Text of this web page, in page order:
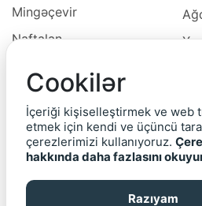
Mingəçevir
Naftalan
Neftçala
Oğuz
Ordubad
Cookilər
İçeriği kişiselleştirmek ve web
etmek için kendi ve üçüncü
çerezlerimizi kullanıyoruz.
hakkında daha fazlasını
Razıyam